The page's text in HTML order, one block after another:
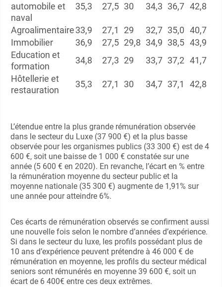
automobile et
naval
35,3 27,5 30 34,3 36,7 42,8
Agroalimentaire33,9 27,1 29 32,7 35,0 40,7
Immobilier
36,9 27,5 29,8 34,9 38,5 43,9
Education et
formation
34,8 27,3 29 33,7 37,2 41,7
Hôtellerie et
restauration
35,3 27,1 30 34,7 37,1 42,8
L’étendue entre la plus grande rémunération observée
dans le secteur du Luxe (37 900 €) et la plus basse
observée pour les organismes publics (33 300 €) est de 4
600 €, soit une baisse de 1 000 € constatée sur une
année (5 600 € en 2020). En revanche, l’écart en % entre
la rémunération moyenne du secteur public et la
moyenne nationale (35 300 €) augmente de 1,91% sur
une année pour atteindre 6%.
Ces écarts de rémunération observés se confirment aussi
une nouvelle fois selon le nombre d’années d’expérience.
Si dans le secteur du luxe, les profils possédant plus de
10 ans d’expérience peuvent prétendre à 46 000 € de
rémunération en moyenne, les profils du secteur médical
seniors sont rémunérés en moyenne 39 600 €, soit un
écart de 6 400€ entre ces deux extrêmes.